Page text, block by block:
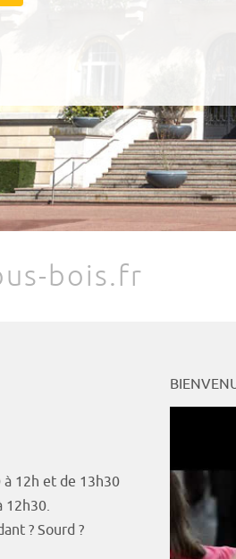
bois.fr
12h et de 13h30
12h30.
? Sourd ?